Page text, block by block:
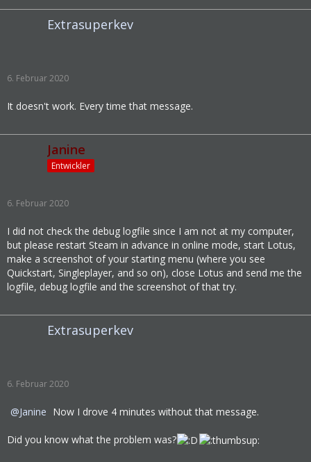
Extrasuperkev
6. Februar 2020
It doesn't work. Every time that message.
Janine
Entwickler
6. Februar 2020
I did not check the debug logfile since I am not at my computer,
but please restart Steam in advance in online mode, start Lotus,
make a screenshot of your starting menu (where you see
Quickstart, Singleplayer, and so on), close Lotus and send me the
logfile, debug logfile and the screenshot of that try.
Extrasuperkev
6. Februar 2020
Janine Now I drove 4 minutes without that message.
Did you know what the problem was?